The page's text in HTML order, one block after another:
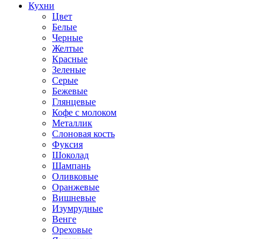
Кухни
Цвет
Белые
Черные
Желтые
Красные
Зеленые
Серые
Бежевые
Глянцевые
Кофе с молоком
Металлик
Слоновая кость
Фуксия
Шоколад
Шампань
Оливковые
Оранжевые
Вишневые
Изумрудные
Венге
Ореховые